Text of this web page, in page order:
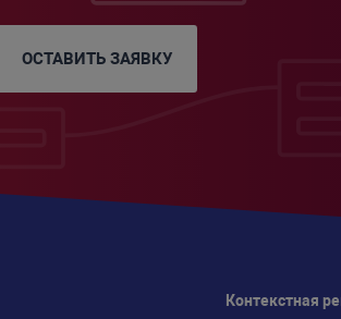
ОСТАВИТЬ ЗАЯВКУ
Контекстная